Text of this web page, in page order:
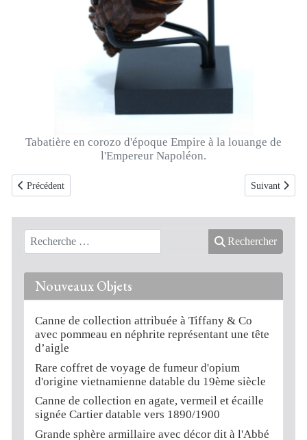
Tabatière en corozo d'époque Empire à la louange de
l'Empereur Napoléon.
Article précédent : Boite en or de section ovale datable entre 1819 et 1838
Précédent Article
Suivant
Rechercher
Nouveaux Objets
Canne de collection attribuée à Tiffany & Co
avec pommeau en néphrite représentant une tête
d’aigle
Rare coffret de voyage de fumeur d'opium
d'origine vietnamienne datable du 19ème siècle
Canne de collection en agate, vermeil et écaille
signée Cartier datable vers 1890/1900
Grande sphère armillaire avec décor dit à l'Abbé